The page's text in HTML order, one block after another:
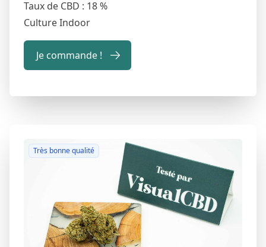
Taux de CBD : 18 %
Culture Indoor
Je commande !
Très bonne qualité